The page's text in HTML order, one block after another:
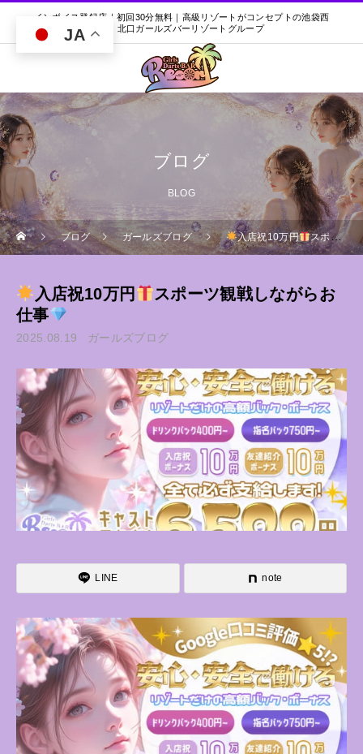
インボイス登録店｜初回30分無料｜高級リゾートがコンセプトの池袋西
口・北口ガールズバーリゾートグループ
ブログ
BLOG
ブログ ガールズブログ 入店祝10万円 スポーツ観戦しながらお仕事
入店祝10万円
スポーツ観戦しながらお
仕事
2025.08.19 ガールズブログ
LINE note
JA